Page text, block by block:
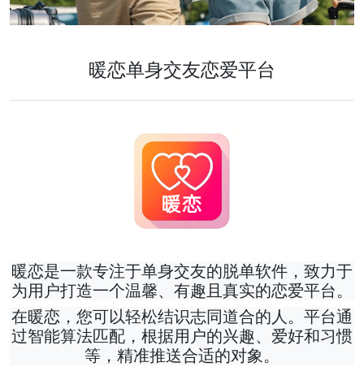
暖恋单身交友恋爱平台
暖恋是一款专注于单身交友的脱单软件，致力于
为用户打造一个温馨、有趣且真实的恋爱平台。
在暖恋，您可以轻松结识志同道合的人。平台通
过智能算法匹配，根据用户的兴趣、爱好和习惯
等，精准推送合适的对象。